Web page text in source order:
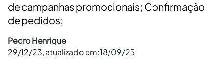
Entrar
Criar conta grátis
de campanhas promocionais; Confirmação
de pedidos;
Pedro Henrique
29/12/23, atualizado em:18/09/25